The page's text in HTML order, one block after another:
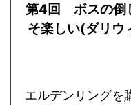
第4回 ボスの倒
そ楽しい(ダリウ
エルデンリングを